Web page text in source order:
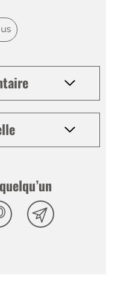
fruité et